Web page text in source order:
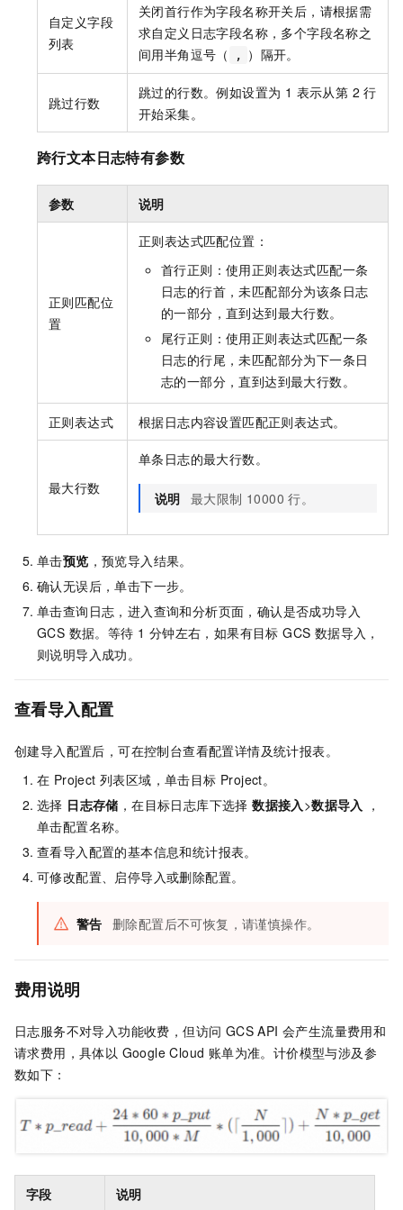
自定义字段
列表
关闭首行作为字段名称开关后，请根据需
求自定义日志字段名称，多个字段名称之
间用半角逗号（
, ）隔开。
跳过行数
跳过的行数。例如设置为 1 表示从第 2 行
开始采集。
跨行文本日志特有参数
参数 说明
正则匹配位
置
正则表达式匹配位置：
首行正则：使用正则表达式匹配一条
日志的行首，未匹配部分为该条日志
的一部分，直到达到最大行数。
尾行正则：使用正则表达式匹配一条
日志的行尾，未匹配部分为下一条日
志的一部分，直到达到最大行数。
正则表达式 根据日志内容设置匹配正则表达式。
最大行数
单条日志的最大行数。
说明 最大限制 10000 行。
单击预览 ，预览导入结果。
确认无误后，单击下一步。
单击查询日志，进入查询和分析页面，确认是否成功导入
GCS 数据。等待 1 分钟左右，如果有目标 GCS 数据导入，
则说明导入成功。
查看导入配置
创建导入配置后，可在控制台查看配置详情及统计报表。
在 Project 列表区域，单击目标 Project。
选择 日志存储 ，在目标日志库下选择数据接入 >数据导入
，
单击配置名称。
查看导入配置的基本信息和统计报表。
可修改配置、启停导入或删除配置。
警告 删除配置后不可恢复，请谨慎操作。
费用说明
日志服务不对导入功能收费，但访问 GCS API 会产生流量费用和
请求费用，具体以 Google Cloud 账单为准。计价模型与涉及参
数如下：
字段 说明